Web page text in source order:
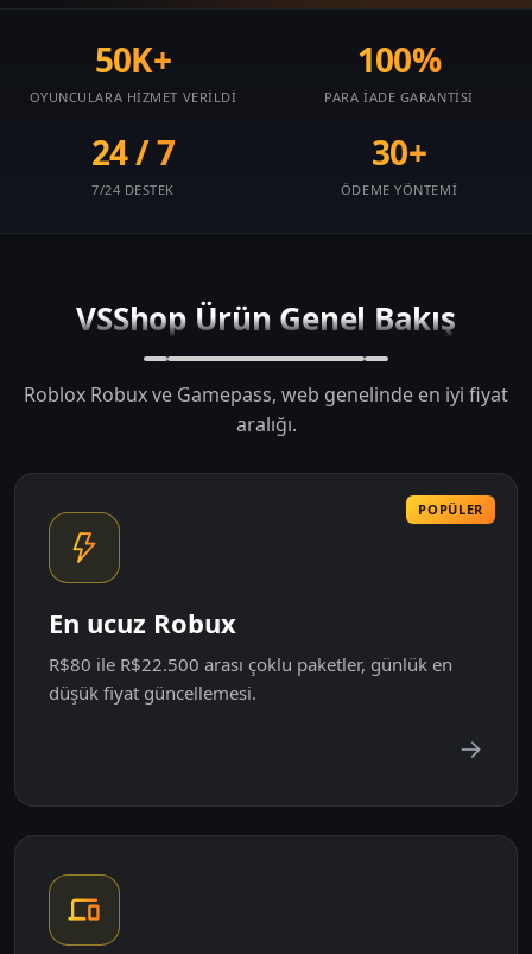
50K+
OYUNCULARA HIZMET VERILDI
100%
PARA IADE GARANTISI
24 / 7
7/24 DESTEK
30+
ÖDEME YÖNTEMI
VSShop Ürün Genel Bakış
Roblox Robux ve Gamepass, web genelinde en iyi fiyat
aralığı.
En ucuz Robux
R$80 ile R$22.500 arası çoklu paketler, günlük en
düşük fiyat güncellemesi.
POPÜLER
→